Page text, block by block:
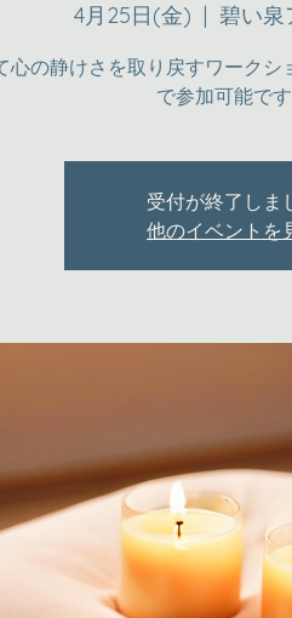
4月25日(金)
  |
碧い泉
心の静けさを取り戻すワークシ
で参加可能です
受付が終了しま
他のイベントを